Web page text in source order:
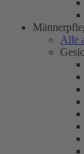
Alle